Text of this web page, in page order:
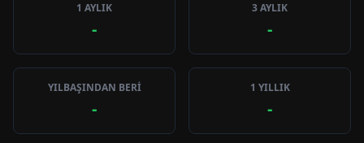
1 AYLIK
-
3 AYLIK
-
YILBAŞINDAN BERİ
-
1 YILLIK
-